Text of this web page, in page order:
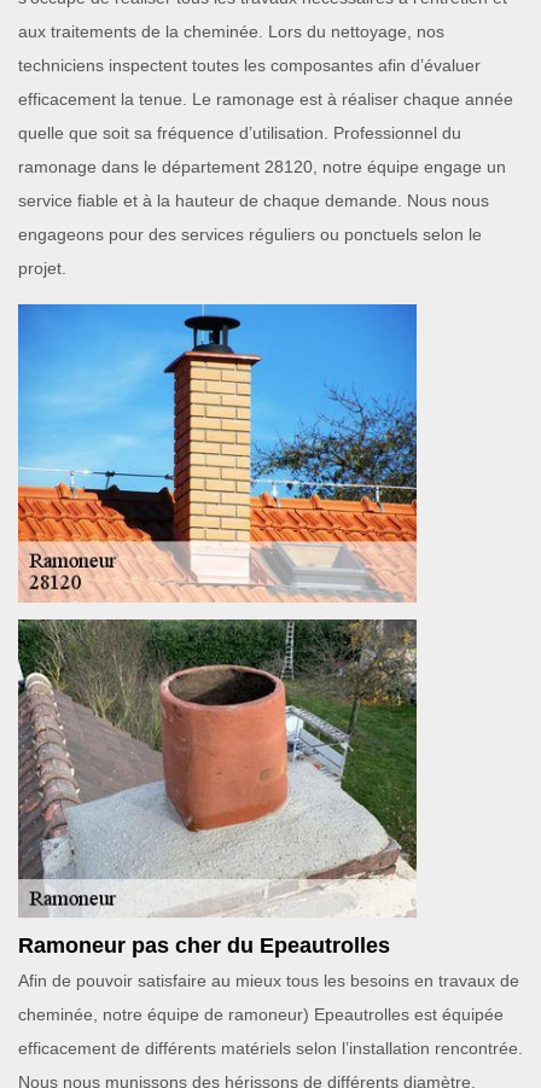
aux traitements de la cheminée. Lors du nettoyage, nos
techniciens inspectent toutes les composantes afin d’évaluer
efficacement la tenue. Le ramonage est à réaliser chaque année
quelle que soit sa fréquence d’utilisation. Professionnel du
ramonage dans le département 28120, notre équipe engage un
service fiable et à la hauteur de chaque demande. Nous nous
engageons pour des services réguliers ou ponctuels selon le
projet.
Ramoneur pas cher du Epeautrolles
Afin de pouvoir satisfaire au mieux tous les besoins en travaux de
cheminée, notre équipe de ramoneur) Epeautrolles est équipée
efficacement de différents matériels selon l’installation rencontrée.
Nous nous munissons des hérissons de différents diamètre,